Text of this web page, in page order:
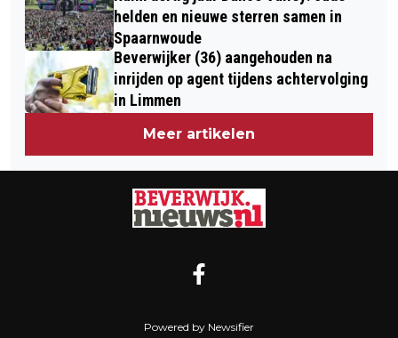
helden en nieuwe sterren samen in
Spaarnwoude
Beverwijker (36) aangehouden na
inrijden op agent tijdens achtervolging
in Limmen
Meer artikelen
Powered by Newsifier